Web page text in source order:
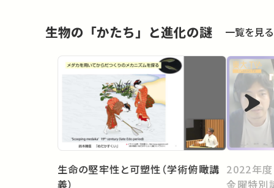
生物の「かたち」と進化の謎 一覧を見る
生命の堅牢性と可塑性（学術俯瞰講
義）
2022年度
金曜特別